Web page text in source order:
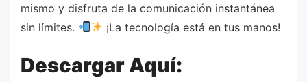
mismo y disfruta de la comunicación instantánea
sin límites.
¡La tecnología está en tus manos!
Descargar Aquí: